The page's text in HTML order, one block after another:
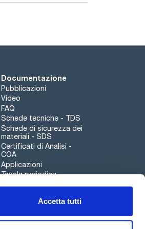
Accetta tutti
Documentazione
Pubblicazioni
Video
FAQ
Schede tecniche - TDS
Schede di sicurezza dei
materiali - SDS
Certificati di Analisi -
COA
Applicazioni
Tavola periodica
Canale di segnalazioni